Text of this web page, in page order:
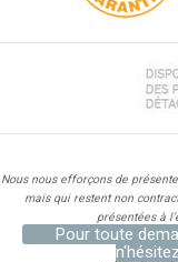
Nous nous efforçons de
mais qui restent non
présentées à
Pour toute